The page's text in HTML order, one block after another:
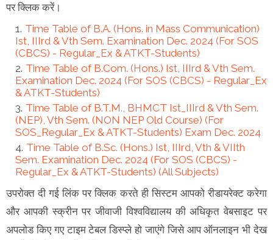
पर क्लिक करें।
Time Table of B.A. (Hons. in Mass Communication)
Ist, IIIrd & Vth Sem. Examination Dec. 2024 (For SOS
(CBCS) - Regular_Ex & ATKT-Students)
Time Table of B.Com. (Hons.) Ist, IIIrd & Vth Sem.
Examination Dec. 2024 (For SOS (CBCS) - Regular_Ex
& ATKT-Students)
Time Table of B.T.M., BHMCT Ist_IIIrd & Vth Sem.
(NEP), Vth Sem. (NON NEP Old Course) (For
SOS_Regular_Ex & ATKT-Students) Exam Dec. 2024
Time Table of B.Sc. (Hons.) Ist, IIIrd, Vth & VIIth
Sem. Examination Dec. 2024 (For SOS (CBCS) -
Regular_Ex & ATKT-Students) (All Subjects)
उपरोक्त दी गई लिंक पर क्लिक करते ही सिस्टम आपको रीडायरेक्ट करेगा
और आपकी स्क्रीन पर जीवाजी विश्वविद्यालय की अधिकृत वेबसाइट पर
अपलोड किए गए टाइम टेबल डिस्प्ले हो जाएंगे जिसे आप ऑनलाइन भी देख